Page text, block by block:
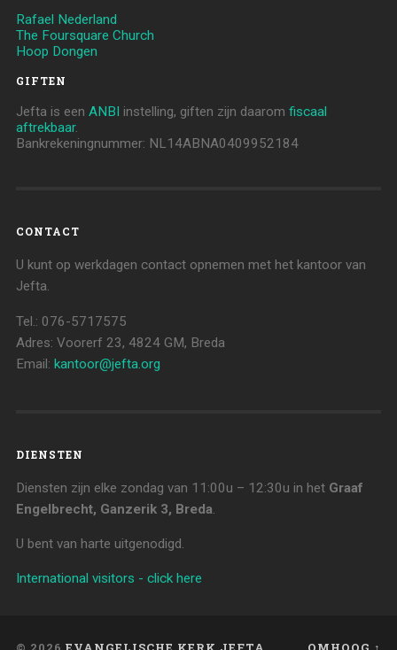
Rafael Nederland
The Foursquare Church
Hoop Dongen
GIFTEN
Jefta is een ANBI instelling, giften zijn daarom fiscaal
aftrekbaar.
Bankrekeningnummer: NL14ABNA0409952184
CONTACT
U kunt op werkdagen contact opnemen met het kantoor van
Jefta.
Tel.: 076-5717575
Adres: Voorerf 23, 4824 GM, Breda
Email: kantoor@jefta.org
DIENSTEN
Diensten zijn elke zondag van 11:00u – 12:30u in het Graaf
Engelbrecht, Ganzerik 3, Breda.
U bent van harte uitgenodigd.
International visitors - click here